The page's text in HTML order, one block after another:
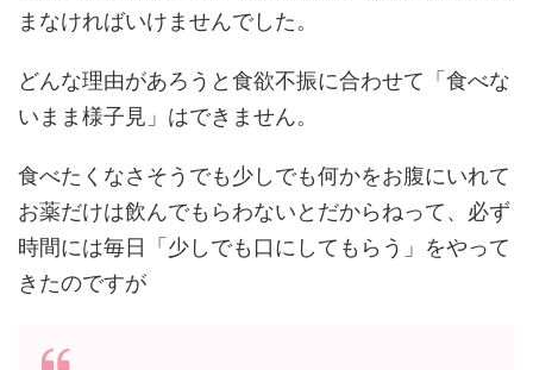
まなければいけませんでした。
どんな理由があろうと食欲不振に合わせて「食べな
いまま様子見」はできません。
食べたくなさそうでも少しでも何かをお腹にいれて
お薬だけは飲んでもらわないとだからねって、必ず
時間には毎日「少しでも口にしてもらう」をやって
きたのですが